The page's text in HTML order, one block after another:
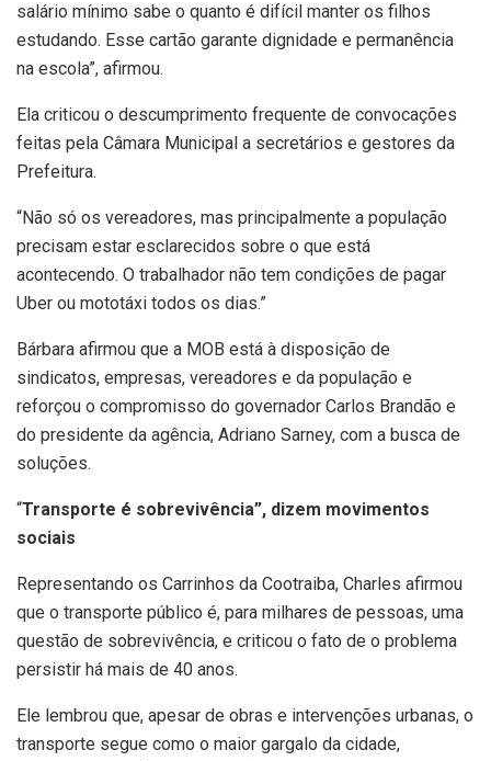
salário mínimo sabe o quanto é difícil manter os filhos
estudando. Esse cartão garante dignidade e permanência
na escola”, afirmou.
Ela criticou o descumprimento frequente de convocações
feitas pela Câmara Municipal a secretários e gestores da
Prefeitura.
“Não só os vereadores, mas principalmente a população
precisam estar esclarecidos sobre o que está
acontecendo. O trabalhador não tem condições de pagar
Uber ou mototáxi todos os dias.”
Bárbara afirmou que a MOB está à disposição de
sindicatos, empresas, vereadores e da população e
reforçou o compromisso do governador Carlos Brandão e
do presidente da agência, Adriano Sarney, com a busca de
soluções.
“Transporte é sobrevivência”, dizem movimentos
sociais
Representando os Carrinhos da Cootraiba, Charles afirmou
que o transporte público é, para milhares de pessoas, uma
questão de sobrevivência, e criticou o fato de o problema
persistir há mais de 40 anos.
Ele lembrou que, apesar de obras e intervenções urbanas, o
transporte segue como o maior gargalo da cidade,